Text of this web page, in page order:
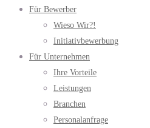
Für Bewerber
Wieso Wir?!
Initiativbewerbung
Für Unternehmen
Ihre Vorteile
Leistungen
Branchen
Personalanfrage